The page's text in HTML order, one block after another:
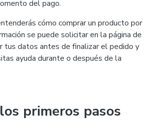
del pago.
cómo comprar un producto por
se puede solicitar en la página de
tus datos antes de finalizar el pedido y
ayuda durante o después de la
primeros pasos